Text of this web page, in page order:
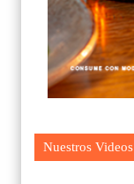
Nuestros Videos